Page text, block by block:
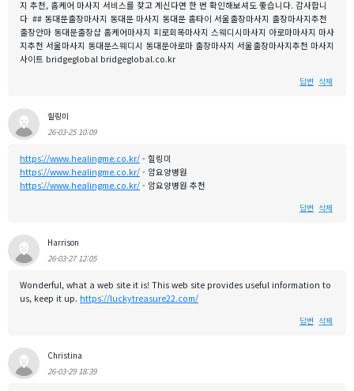
지 추천, 홈케어 마사지 서비스를 찾고 계신다면 한 번 확인해보셔도 좋습니다. 감사합니
다 ## 동대문출장마사지 동대문 마사지 동대문 홈타이 서울출장마사지 출장마사지추천
출장안마 동대문출장샵 홈케어마사지 피로회복마사지 스웨디시마사지 아로마마사지 마사
지추천 서울마사지 동대문스웨디시 동대문아로마 출장마사지 서울출장마사지추천 마사지
사이트 bridgeglobal bridgeglobal.co.kr
답변 삭제
힐링미
26-03-25 10:09
https://www.healingme.co.kr/ - 힐링미
https://www.healingme.co.kr/ - 암요양병원
https://www.healingme.co.kr/ - 암요양병원 추천
답변 삭제
Harrison
26-03-27 12:05
Wonderful, what a web site it is! This web site provides useful information to
us, keep it up. https://luckytreasure22.com/
답변 삭제
Christina
26-03-29 18:39